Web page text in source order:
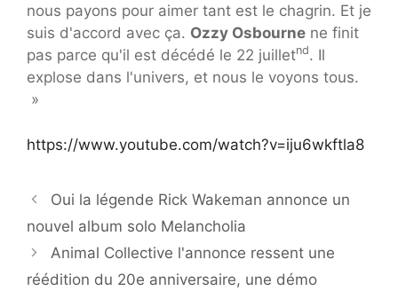
nous payons pour aimer tant est le chagrin. Et je
suis d'accord avec ça. Ozzy Osbourne ne finit
pas parce qu'il est décédé le 22 juilletnd. Il
explose dans l'univers, et nous le voyons tous.
»
https://www.youtube.com/watch?v=iju6wkftla8
Oui la légende Rick Wakeman annonce un
nouvel album solo Melancholia
Animal Collective l'annonce ressent une
réédition du 20e anniversaire, une démo